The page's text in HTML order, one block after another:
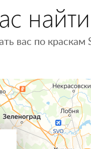
вас по